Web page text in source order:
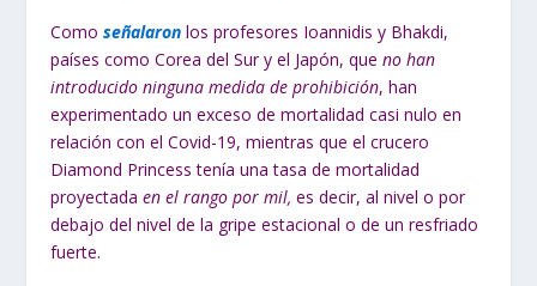
Comoseñalaron los profesores Ioannidis y Bhakdi,
países como Corea del Sur y el Japón, queno han
introducido ninguna medida de prohibición, han
experimentado un exceso de mortalidad casi nulo en
relación con el Covid-19, mientras que el crucero
Diamond Princess tenía una tasa de mortalidad
proyectadaen el rango por mil, es decir, al nivel o por
debajo del nivel de la gripe estacional o de un resfriado
fuerte.